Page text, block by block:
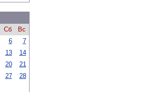
Сб
Вс
6
7
13
14
20
21
27
28